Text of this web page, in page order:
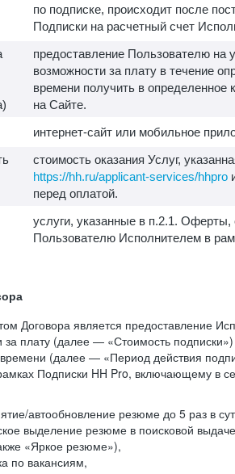
по подписке, происходит после
Подписки на расчетный счет
предоставление Пользователю на
возможности за плату в течение
времени получить в определенное
на Сайте.
интернет-сайт или мобильное
стоимость оказания Услуг,
https://hh.ru/applicant-services/hhpro
перед оплатой.
услуги, указанные в п.2.1.
Пользователю Исполнителем в
Договора является предоставление
за плату (далее — «Стоимость
(далее — «Период действия
Подписки HH Pro, включающему в
автообновление резюме до 5 раз в
выделение резюме в поисковой
«Яркое резюме»),
по вакансиям,